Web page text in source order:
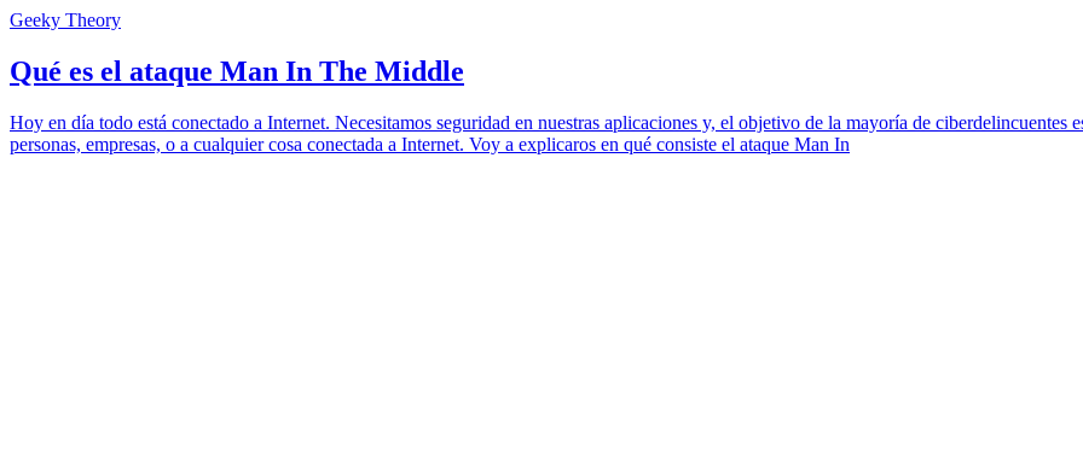
Geeky Theory
Qué es el ataque Man In The Middle
Hoy en día todo está conectado a Internet. Necesitamos seguridad en nuestras aplicaciones y, el objetivo de la mayoría de
personas, empresas, o a cualquier cosa conectada a Internet. Voy a explicaros en qué consiste el ataque Man In